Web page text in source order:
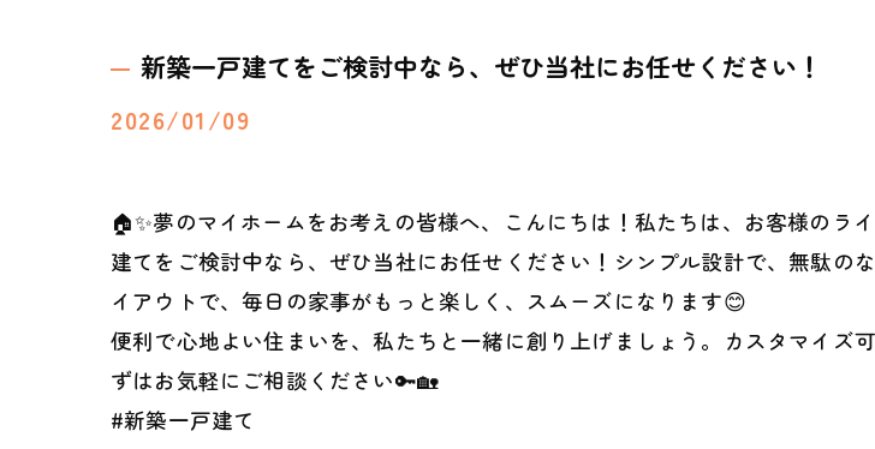
新築一戸建てをご検討中なら、ぜひ当社にお任せください！
2026/01/09
🏠✨夢のマイホームをお考えの皆様へ、こんにちは！私たちは、お客様のラ
建てをご検討中なら、ぜひ当社にお任せください！シンプル設計で、無駄の
イアウトで、毎日の家事がもっと楽しく、スムーズになります😊
便利で心地よい住まいを、私たちと一緒に創り上げましょう。カスタマイズ
ずはお気軽にご相談ください🔑🏡
#新築一戸建て